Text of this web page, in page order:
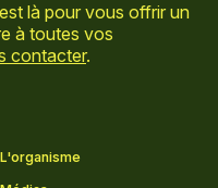
là pour vous offrir un
à toutes vos
contacter.
L'organisme